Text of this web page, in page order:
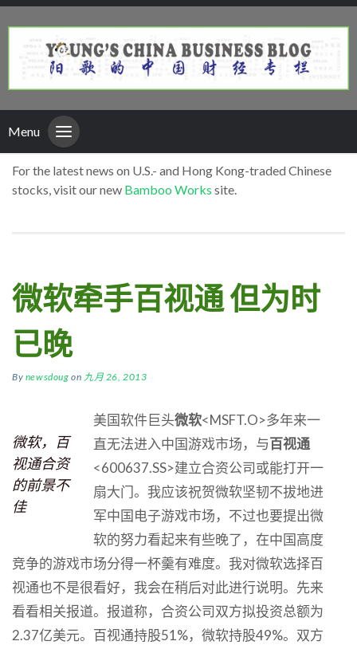
Menu
For the latest news on U.S.- and Hong Kong-traded Chinese
stocks, visit our new Bamboo Works site.
微软牵手百视通 但为时
已晚
By newsdoug on 九月 26, 2013
微软，百
视通合资
的前景不
佳
美国软件巨头微软<MSFT.O>多年来一
直无法进入中国游戏市场，与百视通
<600637.SS>建立合资公司或能打开一
扇大门。我应该祝贺微软坚韧不拔地进
军中国电子游戏市场，不过也要提出微
软的努力看起来有些晚了，在中国高度
竞争的游戏市场分得一杯羹有难度。我对微软选择百
视通也不是很看好，我会在稍后对此进行说明。先来
看看相关报道。报道称，合资公司双方拟投资总额为
2.37亿美元。百视通持股51%，微软持股49%。双方